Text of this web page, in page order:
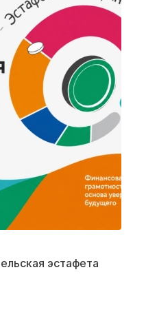
эстафета